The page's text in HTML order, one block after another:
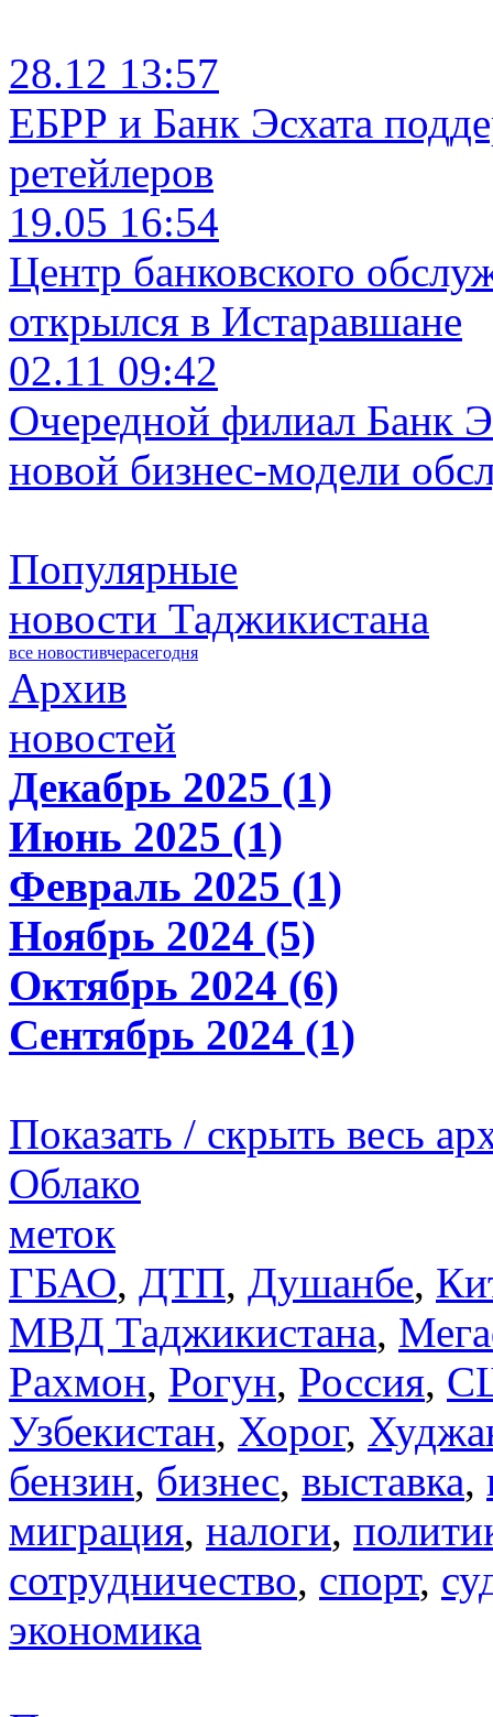
28.12 13:57
ЕБРР и Банк Эсхата
ретейлеров
19.05 16:54
Центр банковского
открылся в Истаравшане
02.11 09:42
Очередной филиал Банк
новой бизнес-модели
Популярные
новости Таджикистана
все новостивчерасегодня
Архив
новостей
Декабрь 2025 (1)
Июнь 2025 (1)
Февраль 2025 (1)
Ноябрь 2024 (5)
Октябрь 2024 (6)
Сентябрь 2024 (1)
Показать / скрыть весь
Облако
меток
ГБАО, ДТП, Душанбе,
МВД Таджикистана,
Рахмон, Рогун, Россия,
Узбекистан, Хорог,
бензин, бизнес, выставка,
миграция, налоги,
сотрудничество, спорт,
экономика